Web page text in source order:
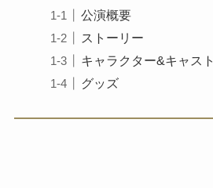
公演概要
ストーリー
キャラクター&キャスト
グッズ